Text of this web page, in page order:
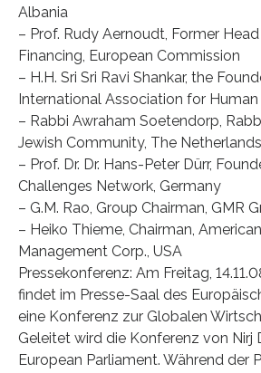
Albania
– Prof. Rudy Aernoudt, Former
Financing, European Commission
– H.H. Sri Sri Ravi Shankar, the
International Association for Human
– Rabbi Awraham Soetendorp,
Jewish Community, The Netherlands
– Prof. Dr. Dr. Hans-Peter Dürr,
Challenges Network, Germany
– G.M. Rao, Group Chairman, GMR
– Heiko Thieme, Chairman,
Management Corp., USA
Pressekonferenz: Am Freitag,
findet im Presse-Saal des
eine Konferenz zur Globalen
Geleitet wird die Konferenz von Nirj
European Parliament. Während der